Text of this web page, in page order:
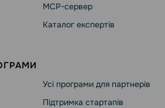
MCP-сервер
Каталог експертів
Усі програми для партнерів
Підтримка стартапів